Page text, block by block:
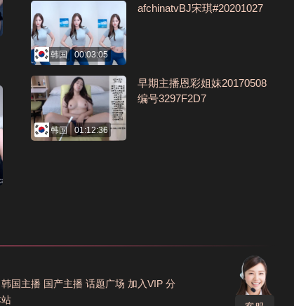
韩国 00:03:05
afchinatvBJ宋琪#20201027
韩国 01:12:36
早期主播恩彩姐妹20170508
编号3297F2D7
韩国主播 国产主播 话题广场 加入VIP 分